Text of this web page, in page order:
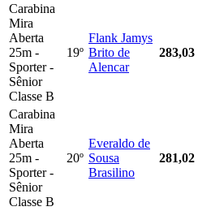
Carabina
Mira
Aberta
25m -
Sporter -
Sênior
Classe B
19º
Flank Jamys
Brito de
Alencar
283,03
Carabina
Mira
Aberta
25m -
Sporter -
Sênior
Classe B
20º
Everaldo de
Sousa
Brasilino
281,02